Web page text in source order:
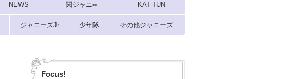
NEWS 関ジャニ∞ KAT-TUN
ジャニーズJr. 少年隊 その他ジャニーズ
Focus!